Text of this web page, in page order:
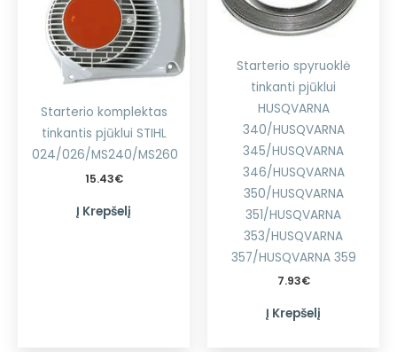
Starterio komplektas
tinkantis pjūklui STIHL
024/026/MS240/MS260
15.43€
Į Krepšelį
Starterio spyruoklė
tinkanti pjūklui
HUSQVARNA
340/HUSQVARNA
345/HUSQVARNA
346/HUSQVARNA
350/HUSQVARNA
351/HUSQVARNA
353/HUSQVARNA
357/HUSQVARNA 359
7.93€
Į Krepšelį